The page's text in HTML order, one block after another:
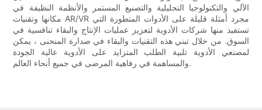
الآلي والتكنولوجيا التحليلية والتصنيع المستمر والأنظمة النظيفة في
مكانها وتقنيات AR/VR مجرد أمثلة قليلة على الأدوات المتطورة التي
تستفيد منها شركات الأدوية لتعزيز عمليات الإنتاج والبقاء تنافسية في
السوق. من خلال تبني هذه التقنيات والبقاء في صدارة المنحنى ، يمكن
لمصنعي الأدوية تلبية الطلب المتزايد على الأدوية عالية الجودة
والمساهمة في رفاهية المرضى في جميع أنحاء العالم.